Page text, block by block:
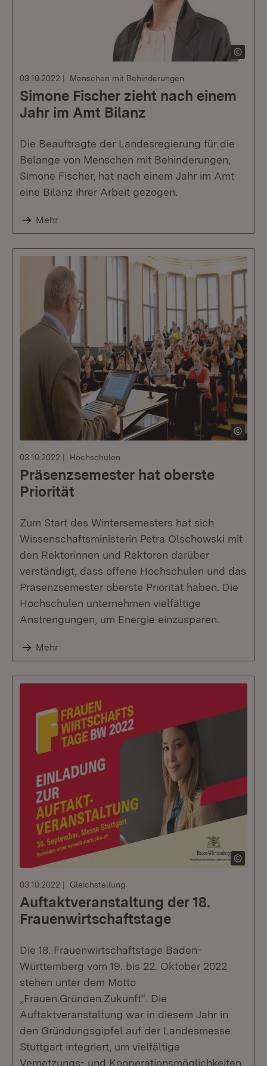
03.10.2022 Menschen mit Behinderungen
Simone Fischer zieht nach einem
Jahr im Amt Bilanz
Die Beauftragte der Landesregierung für die
Belange von Menschen mit Behinderungen,
Simone Fischer, hat nach einem Jahr im Amt
eine Bilanz ihrer Arbeit gezogen.
Mehr
03.10.2022 Hochschulen
Präsenzsemester hat oberste
Priorität
Zum Start des Wintersemesters hat sich
Wissenschaftsministerin Petra Olschowski mit
den Rektorinnen und Rektoren darüber
verständigt, dass offene Hochschulen und das
Präsenzsemester oberste Priorität haben. Die
Hochschulen unternehmen vielfältige
Anstrengungen, um Energie einzusparen.
Mehr
03.10.2022 Gleichstellung
Auftaktveranstaltung der 18.
Frauenwirtschaftstage
Die 18. Frauenwirtschaftstage Baden-
Württemberg vom 19. bis 22. Oktober 2022
stehen unter dem Motto
„Frauen.Gründen.Zukunft“. Die
Auftaktveranstaltung war in diesem Jahr in
den Gründungsgipfel auf der Landesmesse
Stuttgart integriert, um vielfältige
Vernetzungs- und Kooperationsmöglichkeiten